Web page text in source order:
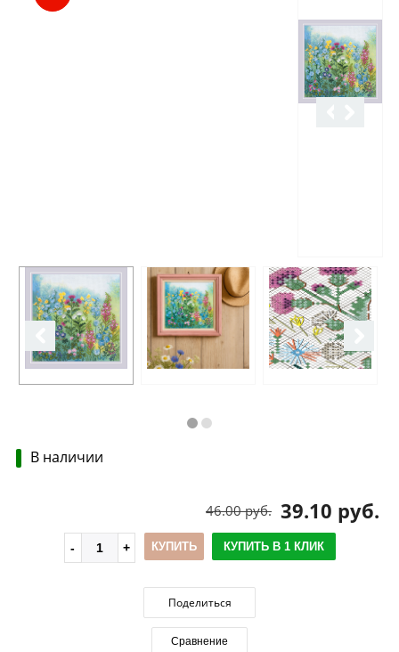
В наличии
39.10 руб.
46.00 руб.
КУПИТЬ КУПИТЬ В 1 КЛИК
Поделиться
Сравнение